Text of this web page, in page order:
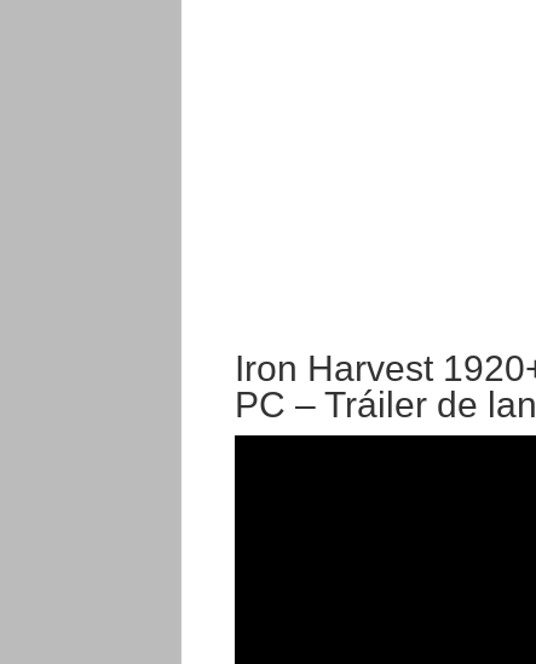
Iron Harvest
PC – Tráiler de